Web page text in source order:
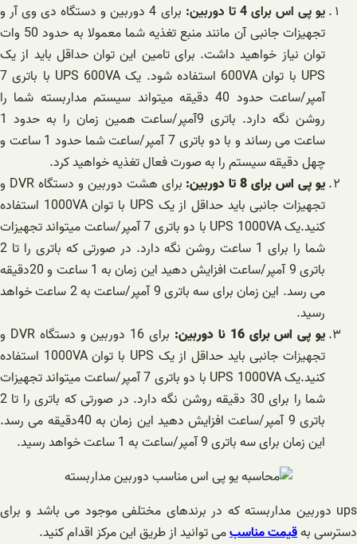
یو پی اس برای 4 تا دوربین:
برای 4 دوربین و دستگاه دی وی آر و
تجهیزات جانبی آن مانند منبع تغذیه شما معمولا به حدود 50 وات
توان نیاز خواهید داشت. برای تامین این توان حداقل باید از یک
UPS با توان 600VA استفاده شود. یک UPS 600VA با باتری 7
آمپر/ساعت حدود 40 دقیقه میتواند سیستم مداربسته شما را
روشن نگه دارد. باتری 9آمپر/ساعت همین زمان را به حدود 1
ساعت می رساند و با دو باتری 7 آمپر/ساعت شما حدود 1 ساعت و
چهل دقیقه سیستم را به صورت فعال تغذیه خواهید کرد.
یو پی اس برای 8 تا دوربین:
برای هشت دوربین و دستگاه DVR و
تجهیزات جانبی باید حداقل از یک UPS با توان 1000VA استفاده
کنید.یک UPS 1000VA با دو باتری 7 آمپر/ساعت میتواند تجهیزات
شما را برای 1 ساعت روشن نگه دارد. در صورتی که باتری را تا 2
باتری 9 آمپر/ساعت افزایش دهید این زمان به 1 ساعت و 20دقیقه
می رسد. این زمان برای سه باتری 9 آمپر/ساعت به 2 ساعت خواهد
رسید.
یو پی اس برای 16 نا دوربین:
برای 16 دوربین و دستگاه DVR و
تجهیزات جانبی باید حداقل از یک UPS با توان 1000VA استفاده
کنید.یک UPS 1000VA با دو باتری 7 آمپر/ساعت میتواند تجهیزات
شما را برای 30 دقیقه روشن نگه دارد. در صورتی که باتری را تا 2
باتری 9 آمپر/ساعت افزایش دهید این زمان به 40دقیقه می رسد.
این زمان برای سه باتری 9 آمپر/ساعت به 1 ساعت خواهد رسید.
ups دوربین مداربسته که در برندهای مختلفی موجود می باشد و برای
دسترسی بهقیمت مناسبمی توانید از طریق این مرکز اقدام کنید.